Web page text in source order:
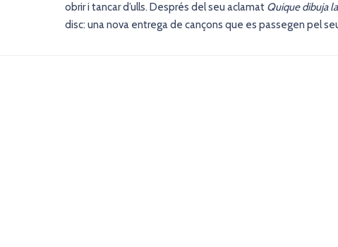
obrir i tancar d’ulls. Després del seu aclamat Quique dibuja
disc: una nova entrega de cançons que es passegen pel